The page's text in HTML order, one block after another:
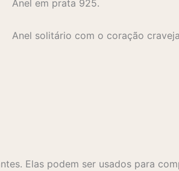
Anel em prata 925.
Anel solitário com o coração
Elas podem ser usados para